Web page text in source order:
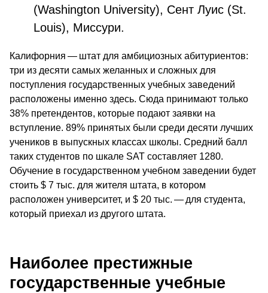
(Washington University), Сент Луис (St.
Louis), Миссури.
Калифорния — штат для амбициозных абитуриентов:
три из десяти самых желанных и сложных для
поступления государственных учебных заведений
расположены именно здесь. Сюда принимают только
38% претендентов, которые подают заявки на
вступление. 89% принятых были среди десяти лучших
учеников в выпускных классах школы. Средний балл
таких студентов по шкале SAT составляет 1280.
Обучение в государственном учебном заведении будет
стоить $ 7 тыс. для жителя штата, в котором
расположен университет, и $ 20 тыс. — для студента,
который приехал из другого штата.
Наиболее престижные
государственные учебные